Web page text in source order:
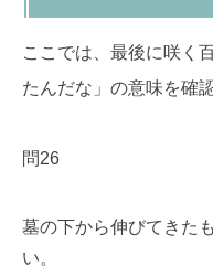
ここでは、最後に咲く
たんだな」の意味を確
問26
墓の下から伸びてきた
い。